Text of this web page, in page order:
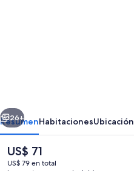
Siguiente
26+
ResumenHabitacionesUbicación
El
precio
US$ 71
US$ 79 en total